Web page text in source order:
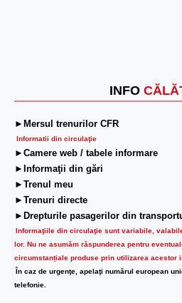
INFO
►Mersul trenurilor CFR
Informatii din circulaţie
►Camere web / tabele informare
►Informaţii din gări
►Trenul meu
►Trenuri directe
►Drepturile pasagerilor din
Informaţiile din circulaţie sunt variabile,
lor. Nu ne asumăm răspunderea pentru
circumstanțiale produse prin utilizarea acestor
În caz de urgenţe, apelaţi numărul european
telefonie.